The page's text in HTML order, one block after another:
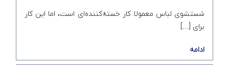
شستشوی لباس معمولا کار خسته‌کننده‌ای است، اما این کار
برای […]
ادامه